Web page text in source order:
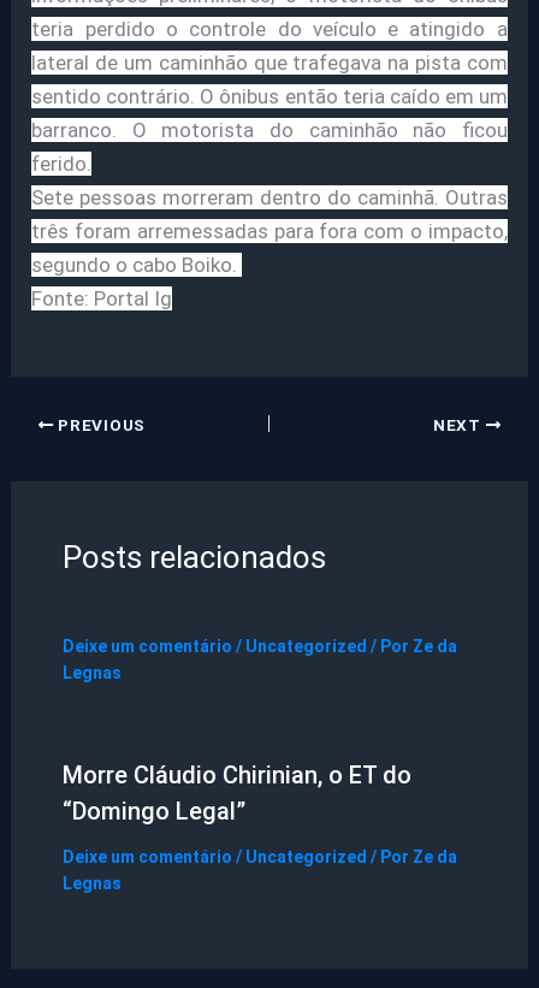
teria perdido o controle do veículo e atingido a
lateral de um caminhão que trafegava na pista com
sentido contrário. O ônibus então teria caído em um
barranco. O motorista do caminhão não ficou
ferido.
Sete pessoas morreram dentro do caminhã. Outras
três foram arremessadas para fora com o impacto,
segundo o cabo Boiko.
Fonte: Portal Ig
PREVIOUS NEXT
Posts relacionados
Deixe um comentário / Uncategorized / Por Ze da
Legnas
Morre Cláudio Chirinian, o ET do
“Domingo Legal”
Deixe um comentário / Uncategorized / Por Ze da
Legnas